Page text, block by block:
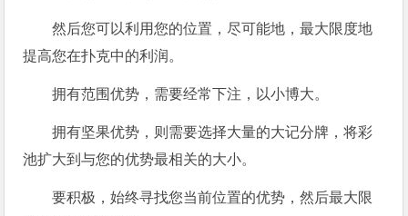
然后您可以利用您的位置，尽可能地，最大限度地
提高您在扑克中的利润。
拥有范围优势，需要经常下注，以小博大。
拥有坚果优势，则需要选择大量的大记分牌，将彩
池扩大到与您的优势最相关的大小。
要积极，始终寻找您当前位置的优势，然后最大限